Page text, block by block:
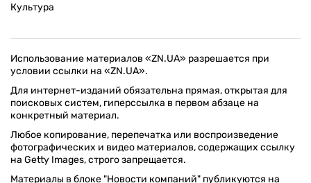
Культура
Использование материалов «ZN.UA» разрешается при
условии ссылки на «ZN.UA».
Для интернет-изданий обязательна прямая, открытая для
поисковых систем, гиперссылка в первом абзаце на
конкретный материал.
Любое копирование, перепечатка или воспроизведение
фотографических и видео материалов, содержащих ссылку
на Getty Images, строго запрещается.
Материалы в блоке "Новости компаний" публикуются на